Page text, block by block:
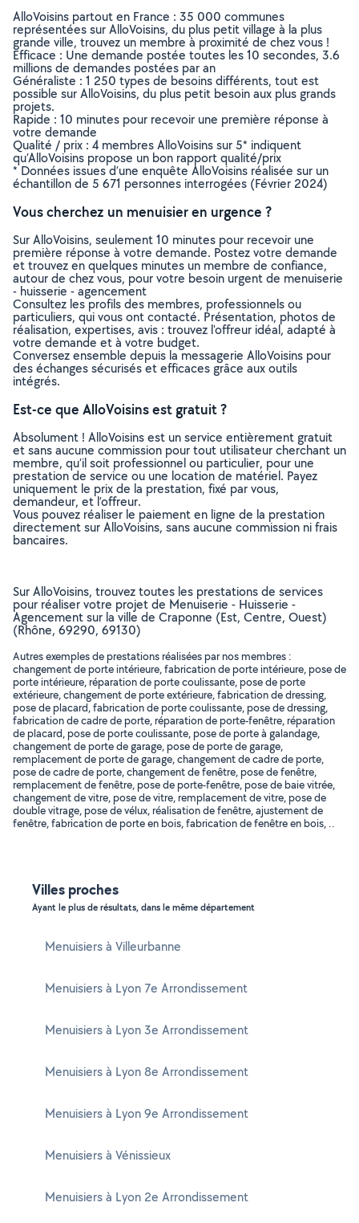
AlloVoisins partout en France : 35 000 communes
représentées sur AlloVoisins, du plus petit village à la plus
grande ville, trouvez un membre à proximité de chez vous !
Efficace : Une demande postée toutes les 10 secondes, 3.6
millions de demandes postées par an
Généraliste : 1 250 types de besoins différents, tout est
possible sur AlloVoisins, du plus petit besoin aux plus grands
projets.
Rapide : 10 minutes pour recevoir une première réponse à
votre demande
Qualité / prix : 4 membres AlloVoisins sur 5* indiquent
qu’AlloVoisins propose un bon rapport qualité/prix
* Données issues d’une enquête AlloVoisins réalisée sur un
échantillon de 5 671 personnes interrogées (Février 2024)
Vous cherchez un menuisier en urgence ?
Sur AlloVoisins, seulement 10 minutes pour recevoir une
première réponse à votre demande. Postez votre demande
et trouvez en quelques minutes un membre de confiance,
autour de chez vous, pour votre besoin urgent de menuiserie
- huisserie - agencement
Consultez les profils des membres, professionnels ou
particuliers, qui vous ont contacté. Présentation, photos de
réalisation, expertises, avis : trouvez l'offreur idéal, adapté à
votre demande et à votre budget.
Conversez ensemble depuis la messagerie AlloVoisins pour
des échanges sécurisés et efficaces grâce aux outils
intégrés.
Est-ce que AlloVoisins est gratuit ?
Absolument ! AlloVoisins est un service entièrement gratuit
et sans aucune commission pour tout utilisateur cherchant un
membre, qu’il soit professionnel ou particulier, pour une
prestation de service ou une location de matériel. Payez
uniquement le prix de la prestation, fixé par vous,
demandeur, et l’offreur.
Vous pouvez réaliser le paiement en ligne de la prestation
directement sur AlloVoisins, sans aucune commission ni frais
bancaires.
Sur AlloVoisins, trouvez toutes les prestations de services
pour réaliser votre projet de Menuiserie - Huisserie -
Agencement sur la ville de Craponne (Est, Centre, Ouest)
(Rhône, 69290, 69130)
Autres exemples de prestations réalisées par nos membres :
changement de porte intérieure, fabrication de porte intérieure, pose de
porte intérieure, réparation de porte coulissante, pose de porte
extérieure, changement de porte extérieure, fabrication de dressing,
pose de placard, fabrication de porte coulissante, pose de dressing,
fabrication de cadre de porte, réparation de porte-fenêtre, réparation
de placard, pose de porte coulissante, pose de porte à galandage,
changement de porte de garage, pose de porte de garage,
remplacement de porte de garage, changement de cadre de porte,
pose de cadre de porte, changement de fenêtre, pose de fenêtre,
remplacement de fenêtre, pose de porte-fenêtre, pose de baie vitrée,
changement de vitre, pose de vitre, remplacement de vitre, pose de
double vitrage, pose de vélux, réalisation de fenêtre, ajustement de
fenêtre, fabrication de porte en bois, fabrication de fenêtre en bois, ..
Villes proches
Ayant le plus de résultats, dans le même département
Menuisiers à Villeurbanne
Menuisiers à Lyon 7e Arrondissement
Menuisiers à Lyon 3e Arrondissement
Menuisiers à Lyon 8e Arrondissement
Menuisiers à Lyon 9e Arrondissement
Menuisiers à Vénissieux
Menuisiers à Lyon 2e Arrondissement